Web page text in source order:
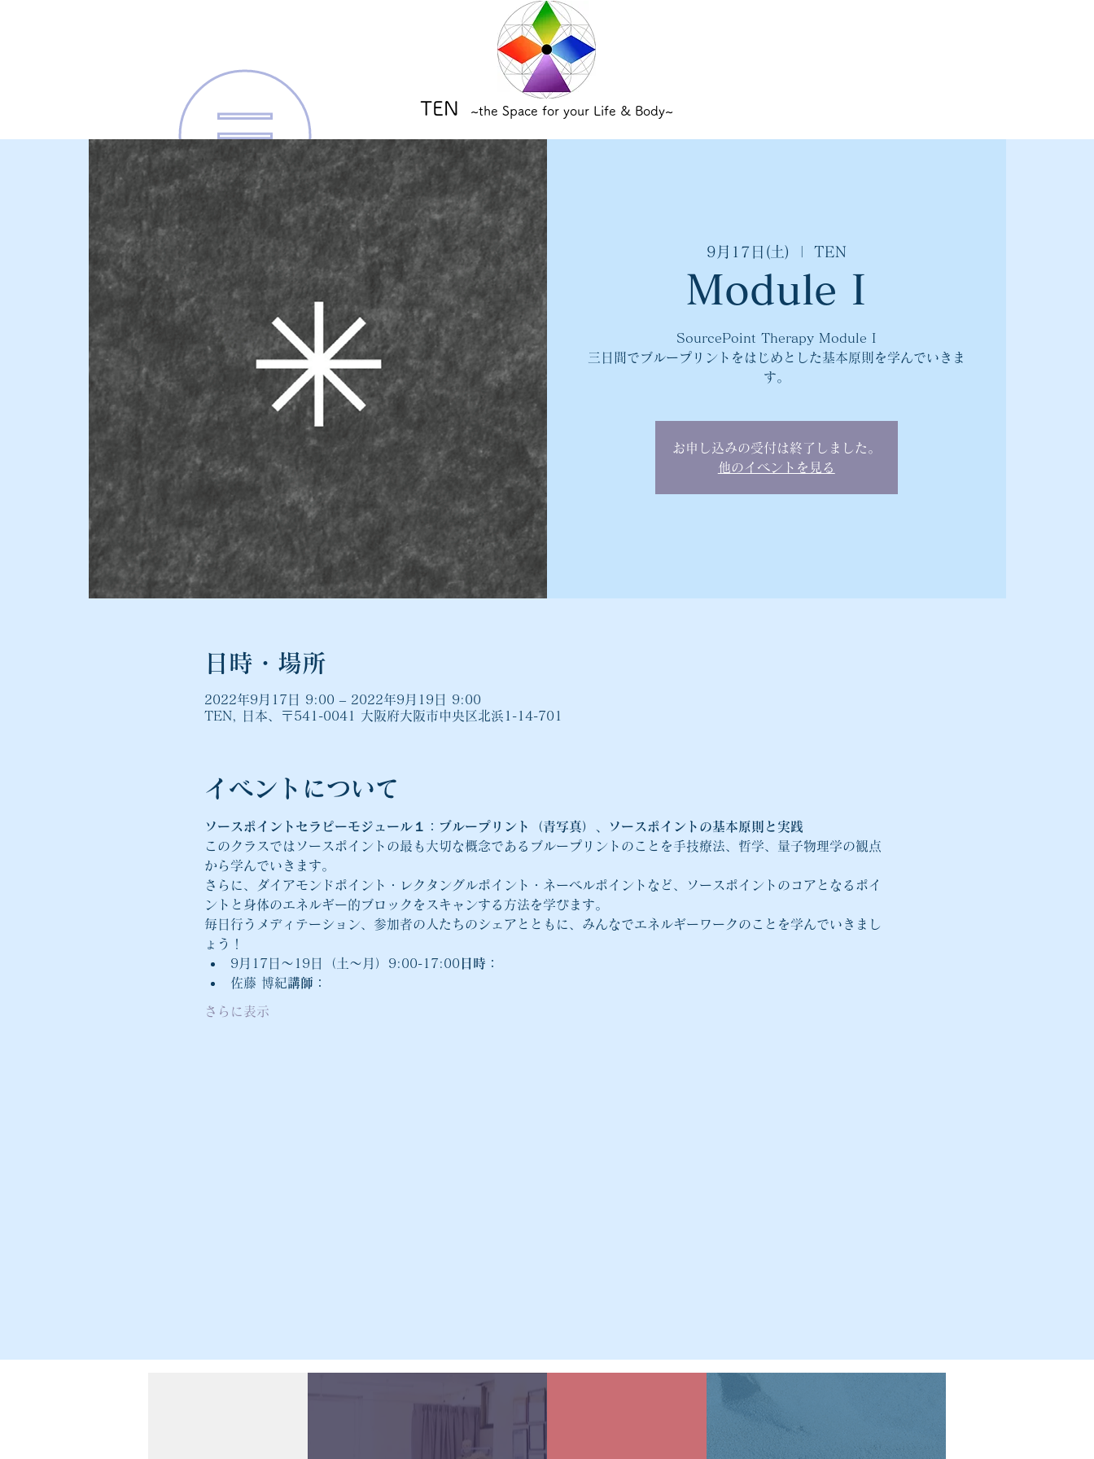
TEN ~the Space for your Life & Body~
9月17日(土) TEN
Module I
SourcePoint Therapy Module I
三日間でブループリントをはじめとした基本原則を学んでいきま
す。
お申し込みの受付は終了しました。
他のイベントを見る
日時・場所
2022年9月17日 9:00 – 2022年9月19日 9:00
TEN, 日本、〒541-0041 大阪府大阪市中央区北浜1-14-701
イベントについて
ソースポイントセラピーモジュール１：ブループリント（青写真）、ソースポイントの基本原則と実践
このクラスではソースポイントの最も大切な概念であるブループリントのことを手技療法、哲学、量子物理学の観点
から学んでいきます。
さらに、ダイアモンドポイント・レクタングルポイント・ネーベルポイントなど、ソースポイントのコアとなるポイ
ントと身体のエネルギー的ブロックをスキャンする方法を学びます。
毎日行うメディテーション、参加者の人たちのシェアとともに、みんなでエネルギーワークのことを学んでいきまし
ょう！
9月17日〜19日（土〜月）9:00-17:00 日時：
佐藤 博紀講師：
さらに表示